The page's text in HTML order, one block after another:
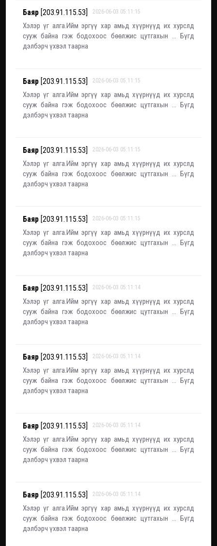
Баяр [203.91.115.53] 2026-06-03 05:11:15
Хэлэр үг алга.Ийм эргүү хар амьд хүүрнүүд их хурслд
сууж байна гэж бодохоос бөөлжис цутгахын ... Бүгд
дэлбэрч үхвэл таарна
Баяр [203.91.115.53] 2026-06-03 05:11:15
Хэлэр үг алга.Ийм эргүү хар амьд хүүрнүүд их хурслд
сууж байна гэж бодохоос бөөлжис цутгахын ... Бүгд
дэлбэрч үхвэл таарна
Баяр [203.91.115.53] 2026-06-03 05:11:15
Хэлэр үг алга.Ийм эргүү хар амьд хүүрнүүд их хурслд
сууж байна гэж бодохоос бөөлжис цутгахын ... Бүгд
дэлбэрч үхвэл таарна
Баяр [203.91.115.53] 2026-06-03 05:11:15
Хэлэр үг алга.Ийм эргүү хар амьд хүүрнүүд их хурслд
сууж байна гэж бодохоос бөөлжис цутгахын ... Бүгд
дэлбэрч үхвэл таарна
Баяр [203.91.115.53] 2026-06-03 05:11:14
Хэлэр үг алга.Ийм эргүү хар амьд хүүрнүүд их хурслд
сууж байна гэж бодохоос бөөлжис цутгахын ... Бүгд
дэлбэрч үхвэл таарна
Баяр [203.91.115.53] 2026-06-03 05:11:14
Хэлэр үг алга.Ийм эргүү хар амьд хүүрнүүд их хурслд
сууж байна гэж бодохоос бөөлжис цутгахын ... Бүгд
дэлбэрч үхвэл таарна
Баяр [203.91.115.53] 2026-06-03 05:11:14
Хэлэр үг алга.Ийм эргүү хар амьд хүүрнүүд их хурслд
сууж байна гэж бодохоос бөөлжис цутгахын ... Бүгд
дэлбэрч үхвэл таарна
Баяр [203.91.115.53] 2026-06-03 05:11:14
Хэлэр үг алга.Ийм эргүү хар амьд хүүрнүүд их хурслд
сууж байна гэж бодохоос бөөлжис цутгахын ... Бүгд
дэлбэрч үхвэл таарна